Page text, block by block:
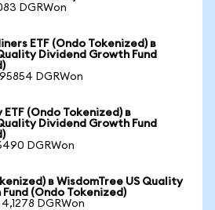
DGRWon
ETF (Ondo Tokenized) в
Dividend Growth Fund
DGRWon
(Ondo Tokenized) в
Dividend Growth Fund
DGRWon
в WisdomTree US Quality
(Ondo Tokenized)
DGRWon